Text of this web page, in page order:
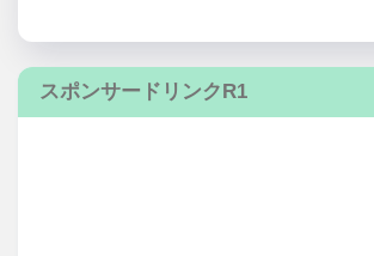
スポンサードリンクR1